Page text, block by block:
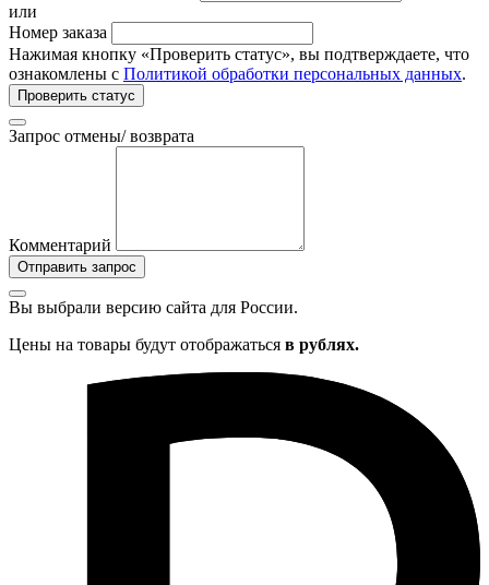
или
Номер заказа
Нажимая кнопку «Проверить статус», вы подтверждаете, что
ознакомлены с Политикой обработки персональных данных.
Проверить статус
Запрос отмены/ возврата
Комментарий
Отправить запрос
Вы выбрали версию сайта для России.
Цены на товары будут отображаться в рублях.